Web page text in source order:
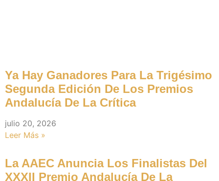
Ya Hay Ganadores Para La Trigésimo
Segunda Edición De Los Premios
Andalucía De La Crítica
julio 20, 2026
Leer Más »
La AAEC Anuncia Los Finalistas Del
XXXII Premio Andalucía De La